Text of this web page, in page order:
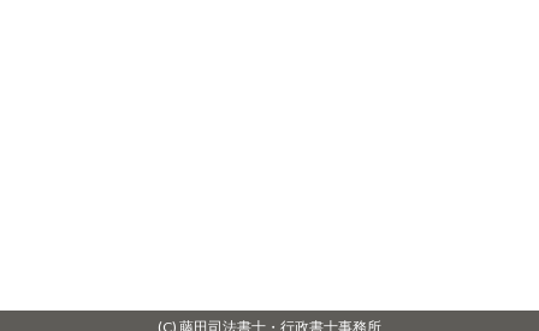
(C) 藤田司法書士・行政書士事務所